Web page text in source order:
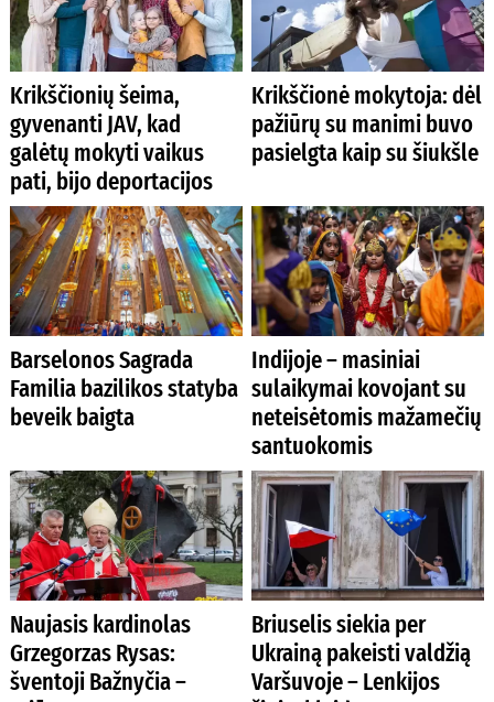
Krikščionių šeima,
gyvenanti JAV, kad
galėtų mokyti vaikus
pati, bijo deportacijos
Krikščionė mokytoja: dėl
pažiūrų su manimi buvo
pasielgta kaip su šiukšle
Barselonos Sagrada
Familia bazilikos statyba
beveik baigta
Indijoje – masiniai
sulaikymai kovojant su
neteisėtomis mažamečių
santuokomis
Naujasis kardinolas
Grzegorzas Rysas:
šventoji Bažnyčia –
Briuselis siekia per
Ukrainą pakeisti valdžią
Varšuvoje – Lenkijos